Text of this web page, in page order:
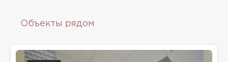
Объекты рядом